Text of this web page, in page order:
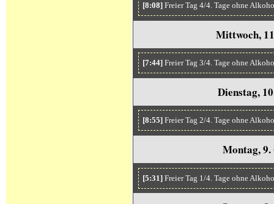
[8:08]Freier Tag 4/4. Tage ohne
Mittwoch,
[7:44]Freier Tag 3/4. Tage ohne
Dienstag,
[8:55]Freier Tag 2/4. Tage ohne
Montag,
[5:31]Freier Tag 1/4. Tage ohne